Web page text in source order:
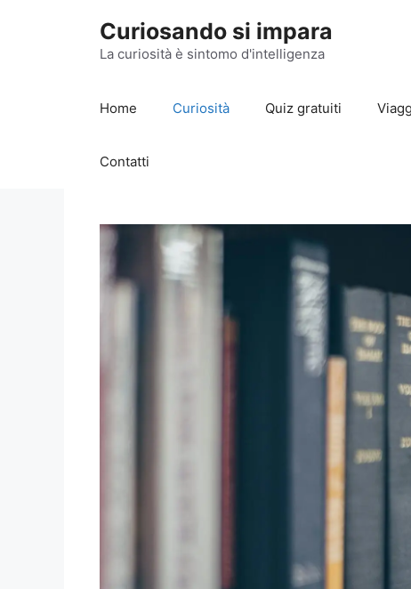
Curiosando si impara
La curiosità è sintomo d'intelligenza
Home Curiosità Quiz gratuiti
Contatti